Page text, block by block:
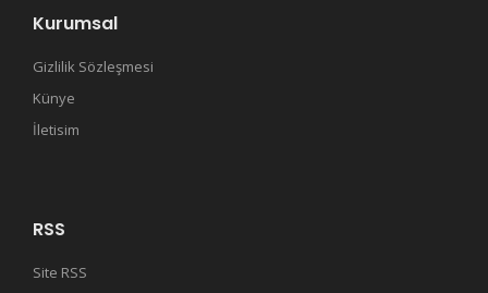
Kurumsal
Gizlilik Sözleşmesi
Künye
İletisim
RSS
Site RSS